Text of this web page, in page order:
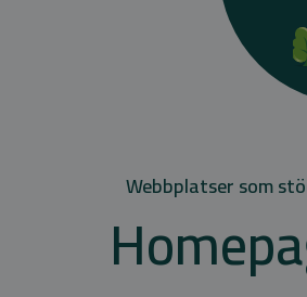
Webbplatser som